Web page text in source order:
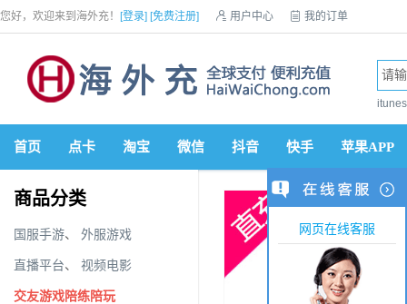
您好，欢迎来到海外充！ [登录] [免费注册]  用户中心  我的订单
首页 点卡 淘宝 微信 抖音 快手 苹果APP
商品分类
国服手游、 外服游戏
直播平台、 视频电影
交友游戏陪练陪玩
网页在线客服